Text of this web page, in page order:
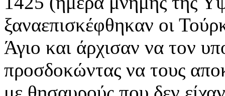
ξαναεπισκέφθηκαν οι
Άγιο και άρχισαν να τον
προσδοκώντας να τους